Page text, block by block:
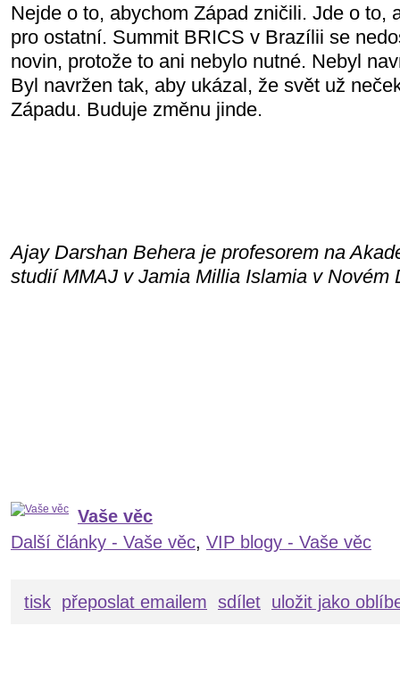
Nejde o to, abychom Západ zničili. Jde o to,
pro ostatní. Summit BRICS v Brazílii se
novin, protože to ani nebylo nutné. Nebyl
Byl navržen tak, aby ukázal, že svět už
Západu. Buduje změnu jinde.
Ajay Darshan Behera je profesorem na
studií MMAJ v Jamia Millia Islamia v Novém
Vaše věc
Další články - Vaše věc, VIP blogy - Vaše věc
tisk přeposlat emailem sdílet uložit jako